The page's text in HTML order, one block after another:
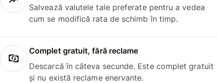
Salvează valutele tale preferate pentru a vedea
cum se modifică rata de schimb în timp.
Complet gratuit, fără reclame
Descarcă în câteva secunde. Este complet gratuit
și nu există reclame enervante.